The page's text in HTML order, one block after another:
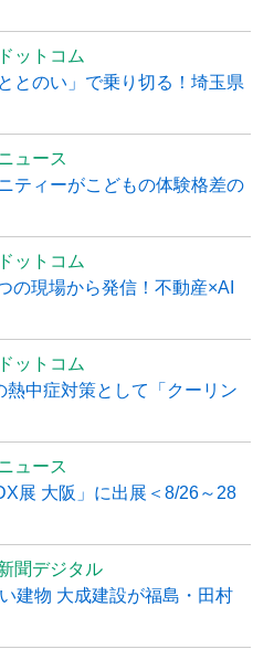
ットコム
とのい」で乗り切る！埼玉県
ュース
ティーがこどもの体験格差の
ットコム
の現場から発信！不動産×AI
ットコム
中症対策として「クーリン
ュース
展 大阪」に出展＜8/26～28
聞デジタル
建物 大成建設が福島・田村